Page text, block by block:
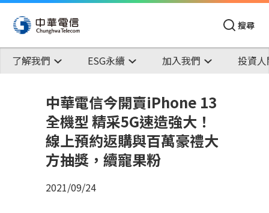
搜尋
了解我們 ESG永續 加入我們 投資
中華電信今開賣iPhone 13
全機型 精采5G速造強大！
線上預約返購與百萬豪禮大
方抽獎，續寵果粉
2021/09/24